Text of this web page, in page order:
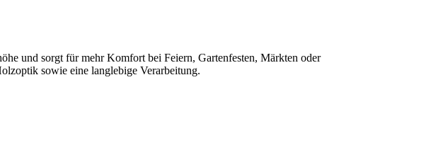
und sorgt für mehr Komfort bei Feiern, Gartenfesten, Märkten oder
sowie eine langlebige Verarbeitung.